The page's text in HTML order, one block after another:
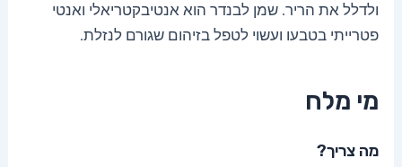
ולדלל את הריר. שמן לבנדר הוא אנטיבקטריאלי ואנטי
פטרייתי בטבעו ועשוי לטפל בזיהום שגורם לנזלת.
מי מלח
מה צריך?